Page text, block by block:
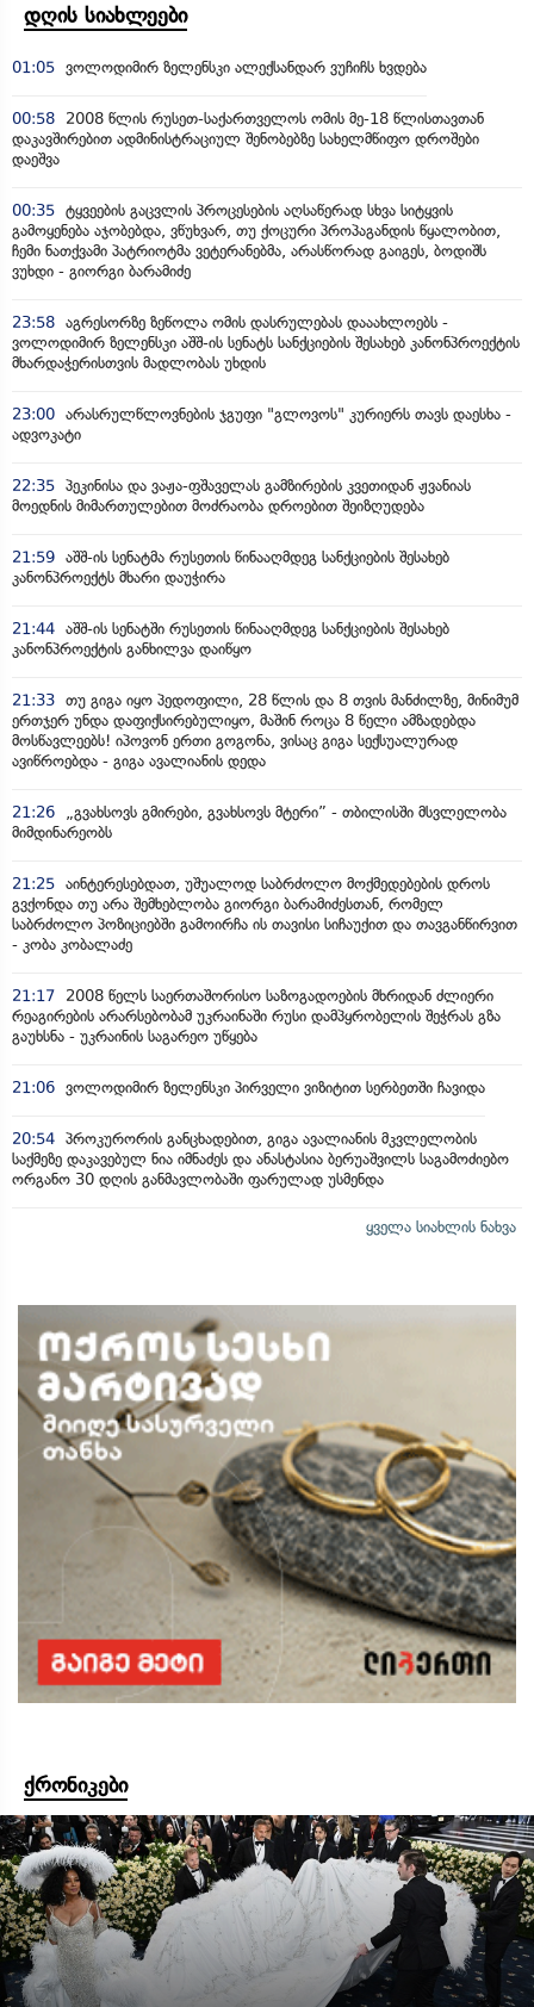
დღის სიახლეები
01:05 ვოლოდიმირ ზელენსკი ალექსანდარ ვუჩიჩს ხვდება
00:58
2008 წლის რუსეთ-საქართველოს ომის მე-18 წლისთავთან
დაკავშირებით ადმინისტრაციულ შენობებზე სახელმწიფო დროშები
დაეშვა
00:35 ტყვეების გაცვლის პროცესების აღსაწერად სხვა სიტყვის
გამოყენება აჯობებდა, ვწუხვარ, თუ ქოცური პროპაგანდის წყალობით,
ჩემი ნათქვამი პატრიოტმა ვეტერანებმა, არასწორად გაიგეს, ბოდიშს
ვუხდი - გიორგი ბარამიძე
23:58 აგრესორზე ზეწოლა ომის დასრულებას დააახლოებს -
ვოლოდიმირ ზელენსკი აშშ-ის სენატს სანქციების შესახებ კანონპროექტის
მხარდაჭერისთვის მადლობას უხდის
23:00 არასრულწლოვნების ჯგუფი "გლოვოს" კურიერს თავს დაესხა -
ადვოკატი
22:35 პეკინისა და ვაჟა-ფშაველას გამზირების კვეთიდან ჟვანიას
მოედნის მიმართულებით მოძრაობა დროებით შეიზღუდება
21:59 აშშ-ის სენატმა რუსეთის წინააღმდეგ სანქციების შესახებ
კანონპროექტს მხარი დაუჭირა
21:44 აშშ-ის სენატში რუსეთის წინააღმდეგ სანქციების შესახებ
კანონპროექტის განხილვა დაიწყო
21:33 თუ გიგა იყო პედოფილი, 28 წლის და 8 თვის მანძილზე, მინიმუმ
ერთჯერ უნდა დაფიქსირებულიყო, მაშინ როცა 8 წელი ამზადებდა
მოსწავლეებს! იპოვონ ერთი გოგონა, ვისაც გიგა სექსუალურად
ავიწროებდა - გიგა ავალიანის დედა
21:26
„გვახსოვს გმირები, გვახსოვს მტერი” - თბილისში მსვლელობა
მიმდინარეობს
21:25 აინტერესებდათ, უშუალოდ საბრძოლო მოქმედებების დროს
გვქონდა თუ არა შემხებლობა გიორგი ბარამიძესთან, რომელ
საბრძოლო პოზიციებში გამოირჩა ის თავისი სიჩაუქით და თავგანწირვით
- კობა კობალაძე
21:17
2008 წელს საერთაშორისო საზოგადოების მხრიდან ძლიერი
რეაგირების არარსებობამ უკრაინაში რუსი დამპყრობელის შეჭრას გზა
გაუხსნა - უკრაინის საგარეო უწყება
21:06 ვოლოდიმირ ზელენსკი პირველი ვიზიტით სერბეთში ჩავიდა
20:54 პროკურორის განცხადებით, გიგა ავალიანის მკვლელობის
საქმეზე დაკავებულ ნია იმნაძეს და ანასტასია ბერუაშვილს საგამოძიებო
ორგანო 30 დღის განმავლობაში ფარულად უსმენდა
ყველა სიახლის ნახვა
ქრონიკები